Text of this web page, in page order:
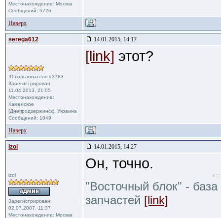
Местонахождение: Москва
Сообщений: 5726
Наверх
serega612 14.01.2015, 14:17
ID пользователя #3783
Зарегистрирован:
11.04.2013, 21:05
Местонахождение:
Каменское
(Днепродзержинск), Украина
Сообщений: 1049
[link] этот?
Наверх
Izol 14.01.2015, 14:27
izol
Зарегистрирован:
02.07.2007, 11:37
Местонахождение: Москва
Он, точно.
"Восточный блок" -
запчастей [link]